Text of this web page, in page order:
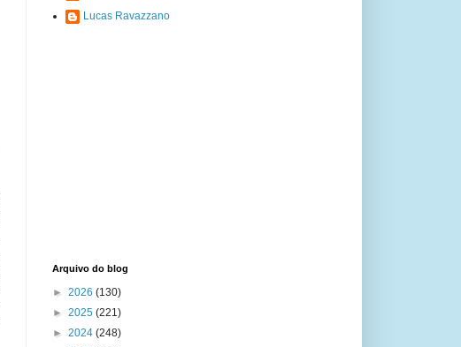
Lucas Ravazzano
Arquivo do blog
► 2026 (130)
► 2025 (221)
► 2024 (248)